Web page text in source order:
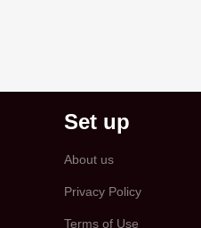
Set up
About us
Privacy Policy
Terms of Use